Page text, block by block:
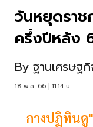
วันหยุดราช
ครึ่งปีหลัง
By ฐานเศรษฐ
18 พ.ค. 66 | 11:14 น.
กางปฏิทินดู